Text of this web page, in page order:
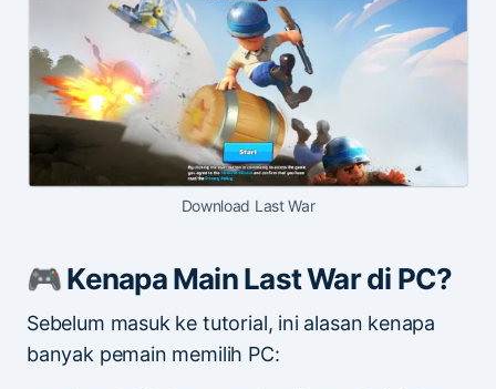
Download Last War
🎮 Kenapa Main Last War di PC?
Sebelum masuk ke tutorial, ini alasan kenapa
banyak pemain memilih PC: